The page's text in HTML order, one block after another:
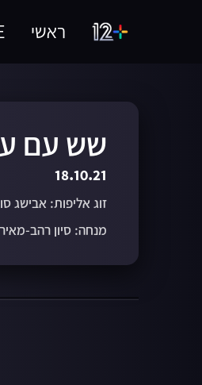
ראשי
שש עם
18.10.21
זוג אליפות: אבישג
מנחה: סיון רהב-מאיר